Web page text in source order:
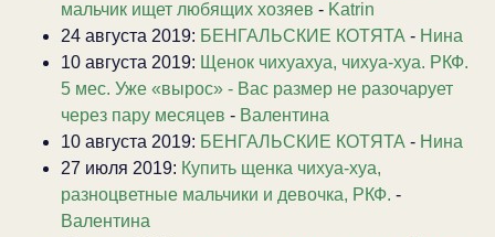
мальчик ищет любящих хозяев - Katrin
24 августа 2019: БЕНГАЛЬСКИЕ КОТЯТА - Нина
10 августа 2019: Щенок чихуахуа, чихуа-хуа. РКФ.
5 мес. Уже «вырос» - Вас размер не разочарует
через пару месяцев - Валентина
10 августа 2019: БЕНГАЛЬСКИЕ КОТЯТА - Нина
27 июля 2019: Купить щенка чихуа-хуа,
разноцветные мальчики и девочка, РКФ. -
Валентина